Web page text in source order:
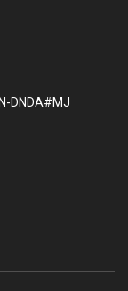
DNDA#MJ